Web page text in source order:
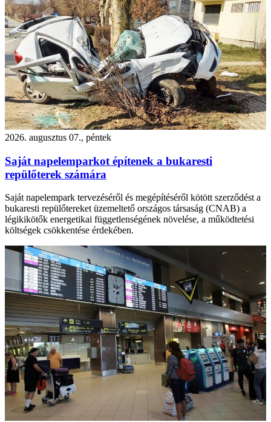
2026. augusztus 07., péntek
Saját napelemparkot építenek a bukaresti
repülőterek számára
Saját napelempark tervezéséről és megépítéséről kötött szerződést a
bukaresti repülőtereket üzemeltető országos társaság (CNAB) a
légikikötők energetikai függetlenségének növelése, a működtetési
költségek csökkentése érdekében.